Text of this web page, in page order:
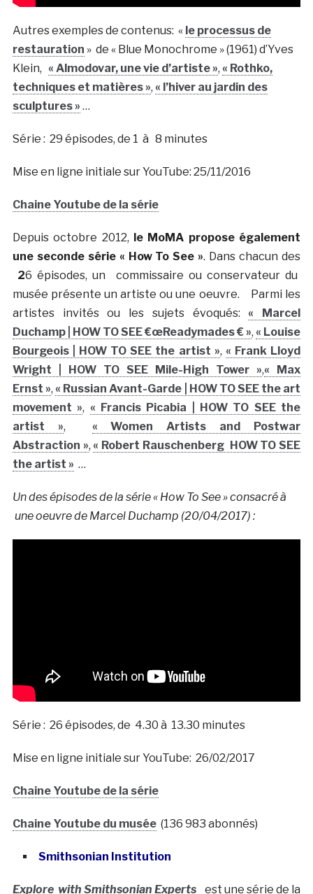
Autres exemples de contenus: « le processus de
restauration » de « Blue Monochrome » (1961) d’Yves
Klein, « Almodovar, une vie d’artiste », « Rothko,
techniques et matières », « l’hiver au jardin des
sculptures » …
Série : 29 épisodes, de 1 à 8 minutes
Mise en ligne initiale sur YouTube: 25/11/2016
Chaine Youtube de la série
Depuis octobre 2012, le MoMA propose également
une seconde série « How To See ». Dans chacun des
26 épisodes, un commissaire ou conservateur du
musée présente un artiste ou une oeuvre. Parmi les
artistes invités ou les sujets évoqués:« Marcel
Duchamp | HOW TO SEE €œReadymades € »,« Louise
Bourgeois | HOW TO SEE the artist », « Frank Lloyd
Wright | HOW TO SEE Mile-High Tower »,« Max
Ernst »,« Russian Avant-Garde | HOW TO SEE the art
movement », « Francis Picabia | HOW TO SEE the
artist », « Women Artists and Postwar
Abstraction »,« Robert Rauschenberg HOW TO SEE
the artist » …
Un des épisodes de la série « How To See » consacré à
une oeuvre de Marcel Duchamp (20/04/2017) :
Série : 26 épisodes, de 4.30 à 13.30 minutes
Mise en ligne initiale sur YouTube: 26/02/2017
Chaine Youtube de la série
Chaine Youtube du musée(136 983 abonnés)
Smithsonian Institution
Explore with Smithsonian Experts
est une série de la